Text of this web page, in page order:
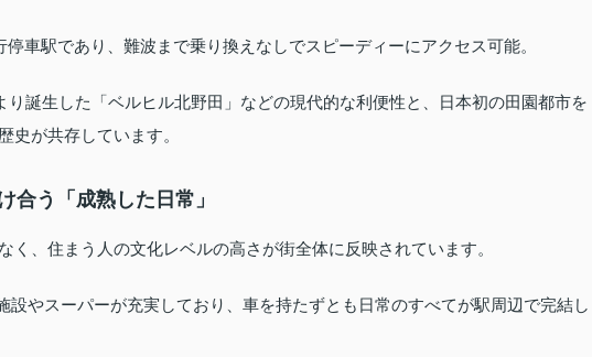
車駅であり、難波まで乗り換えなしでスピーディーにアクセス可能。
り誕生した「ベルヒル北野田」などの現代的な利便性と、日本初の田園都市を
史が共存しています。
合う「成熟した日常」
く、住まう人の文化レベルの高さが街全体に反映されています。
設やスーパーが充実しており、車を持たずとも日常のすべてが駅周辺で完結し